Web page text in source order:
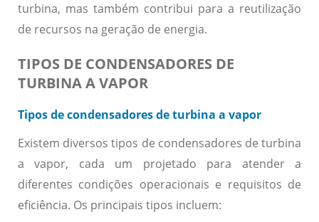
turbina, mas também contribui para a reutilização
de recursos na geração de energia.
TIPOS DE CONDENSADORES DE
TURBINA A VAPOR
Tipos de condensadores de turbina a vapor
Existem diversos tipos de condensadores de turbina
a vapor, cada um projetado para atender a
diferentes condições operacionais e requisitos de
eficiência. Os principais tipos incluem: